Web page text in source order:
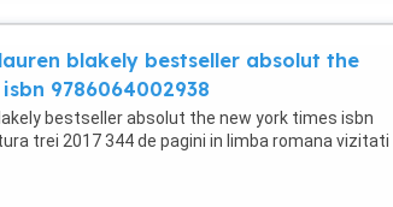
blakely bestseller absolut the
9786064002938
bestseller absolut the new york times isbn
trei 2017 344 de pagini in limba romana vizitati